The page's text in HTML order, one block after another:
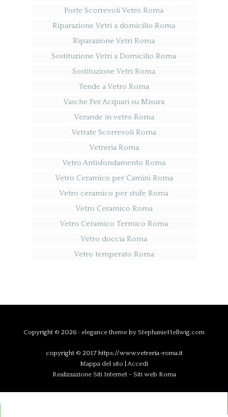
Porte Scorrevoli Vetro Roma
Riparazione Vetri a domicilio Roma
Riparazione Vetri Roma
Sostituzione Vetri a Domicilio Roma
Sostituzione Vetri Roma
Tende a Vetro Roma
Vasche Per Acquari su Misura
Verande in vetro Roma
Vetrate Scorrevoli Roma
Vetreria Roma
Vetro Antisfondamento Roma
Vetro Ceramico per Camini Roma
Vetro ceramico per stufe Roma
Vetro Ceramico Roma
Vetro Ceramico Termico Roma
Vetro doccia Roma
Vetro temperato Roma
Copyright © 2026 · elegance theme by StephanieHellwig.com
copyright © 2017 https://www.vetreria-roma.it
Mappa del sito
Accedi
Realizzazione Siti Internet- Siti web Roma